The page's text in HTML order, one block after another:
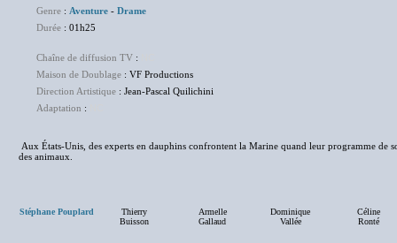
Genre : Aventure - Drame
Durée : 01h25
Chaîne de diffusion TV :
Maison de Doublage : VF Productions
Direction Artistique : Jean-Pascal Quilichini
Adaptation :
Aux États-Unis, des experts en dauphins confrontent la Marine quand leur programme de
des animaux.
Stéphane Pouplard
Thierry
Buisson
Armelle
Gallaud
Dominique
Vallée
Céline
Ronté